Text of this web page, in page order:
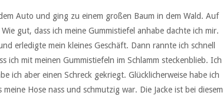
Auto und ging zu einem großen Baum in dem Wald. Auf
gut, dass ich meine Gummistiefel anhabe dachte ich mir.
erledigte mein kleines Geschäft. Dann rannte ich schnell
ich mit meinen Gummistiefeln im Schlamm steckenblieb. Ich
ich aber einen Schreck gekriegt. Glücklicherweise habe ich
Hose nass und schmutzig war. Die Jacke ist bei diesem